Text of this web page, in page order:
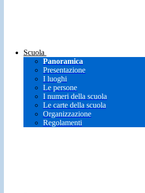
Scuola
Panoramica
Presentazione
I luoghi
Le persone
I numeri della scuola
Le carte della scuola
Organizzazione
Regolamenti